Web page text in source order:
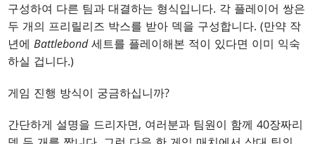
구성하여 다른 팀과 대결하는 형식입니다. 각 플레이어 쌍은
두 개의 프리릴리즈 박스를 받아 덱을 구성합니다. (만약 작
년에Battlebond세트를 플레이해본 적이 있다면 이미 익숙
하실 겁니다.)
게임 진행 방식이 궁금하십니까?
간단하게 설명을 드리자면, 여러분과 팀원이 함께 40장짜리